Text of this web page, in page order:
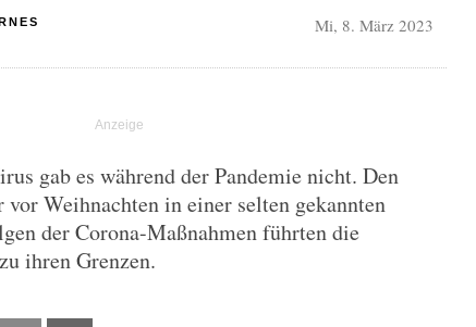
Mi, 8. März 2023
gab es während der Pandemie nicht. Den
Weihnachten in einer selten gekannten
der Corona-Maßnahmen führten die
ihren Grenzen.